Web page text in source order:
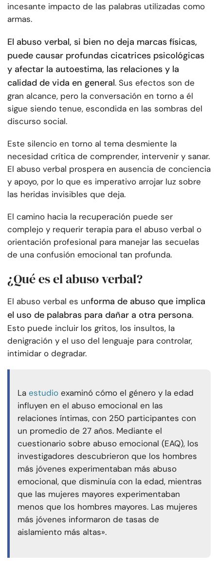
incesante impacto de las palabras utilizadas como
armas.
El abuso verbal, si bien no deja marcas físicas,
puede causar profundas cicatrices psicológicas
y afectar la autoestima, las relaciones y la
calidad de vida en general. Sus efectos son de
gran alcance, pero la conversación en torno a él
sigue siendo tenue, escondida en las sombras del
discurso social.
Este silencio en torno al tema desmiente la
necesidad crítica de comprender, intervenir y sanar.
El abuso verbal prospera en ausencia de conciencia
y apoyo, por lo que es imperativo arrojar luz sobre
las heridas invisibles que deja.
El camino hacia la recuperación puede ser
complejo y requerir terapia para el abuso verbal o
orientación profesional para manejar las secuelas
de una confusión emocional tan profunda.
¿Qué es el abuso verbal?
El abuso verbal es unforma de abuso que implica
el uso de palabras para dañar a otra persona.
Esto puede incluir los gritos, los insultos, la
denigración y el uso del lenguaje para controlar,
intimidar o degradar.
La estudio examinó cómo el género y la edad
influyen en el abuso emocional en las
relaciones íntimas, con 250 participantes con
un promedio de 27 años. Mediante el
cuestionario sobre abuso emocional (EAQ), los
investigadores descubrieron que los hombres
más jóvenes experimentaban más abuso
emocional, que disminuía con la edad, mientras
que las mujeres mayores experimentaban
menos que los hombres mayores. Las mujeres
más jóvenes informaron de tasas de
aislamiento más altas».